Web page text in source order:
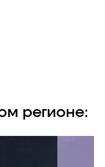
регионе: